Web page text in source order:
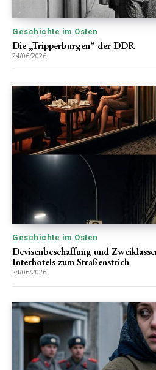
Geschichte im Osten
Die „Tripperburgen“ der DDR
24/06/2026
Geschichte im Osten
Devisenbeschaffung und
Interhotels zum Straßenstrich
24/06/2026